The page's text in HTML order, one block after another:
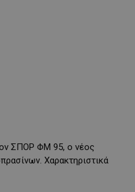
ΣΠΟΡ ΦΜ 95, ο νέος
Χαρακτηριστικά